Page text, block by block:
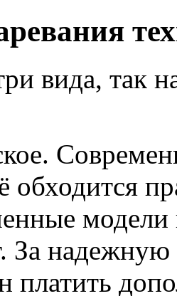
вида, так
обходится
модели
За надежную
платить